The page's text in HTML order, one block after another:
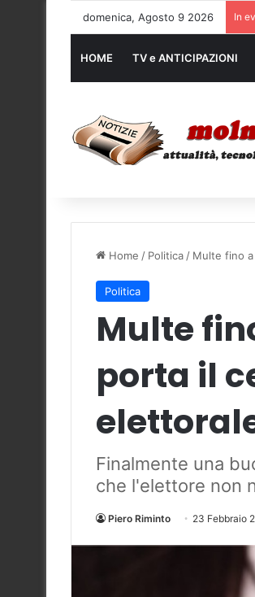
domenica, Agosto 9 2026 In
HOME TV e ANTICIPAZIONI
Home / Politica / Multe fino
Politica
Multe
porta il
Finalmente una
che l'elettore non
Piero Riminto 23 Febbraio